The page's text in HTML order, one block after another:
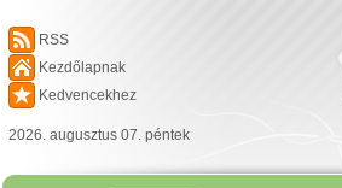
RSS
Kezdőlapnak
Kedvencekhez
2026. augusztus 07. péntek